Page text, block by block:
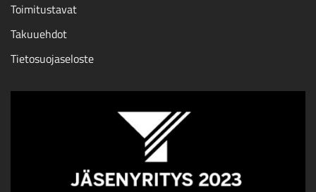
Toimitustavat
Takuuehdot
Tietosuojaseloste